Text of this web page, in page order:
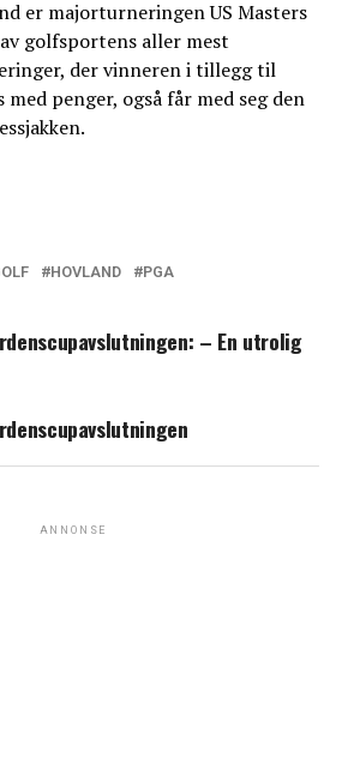
er majorturneringen US Masters
golfsportens aller mest
der vinneren i tillegg til
penger, også får med seg den
HOVLAND PGA
– En utrolig
ANNONSE